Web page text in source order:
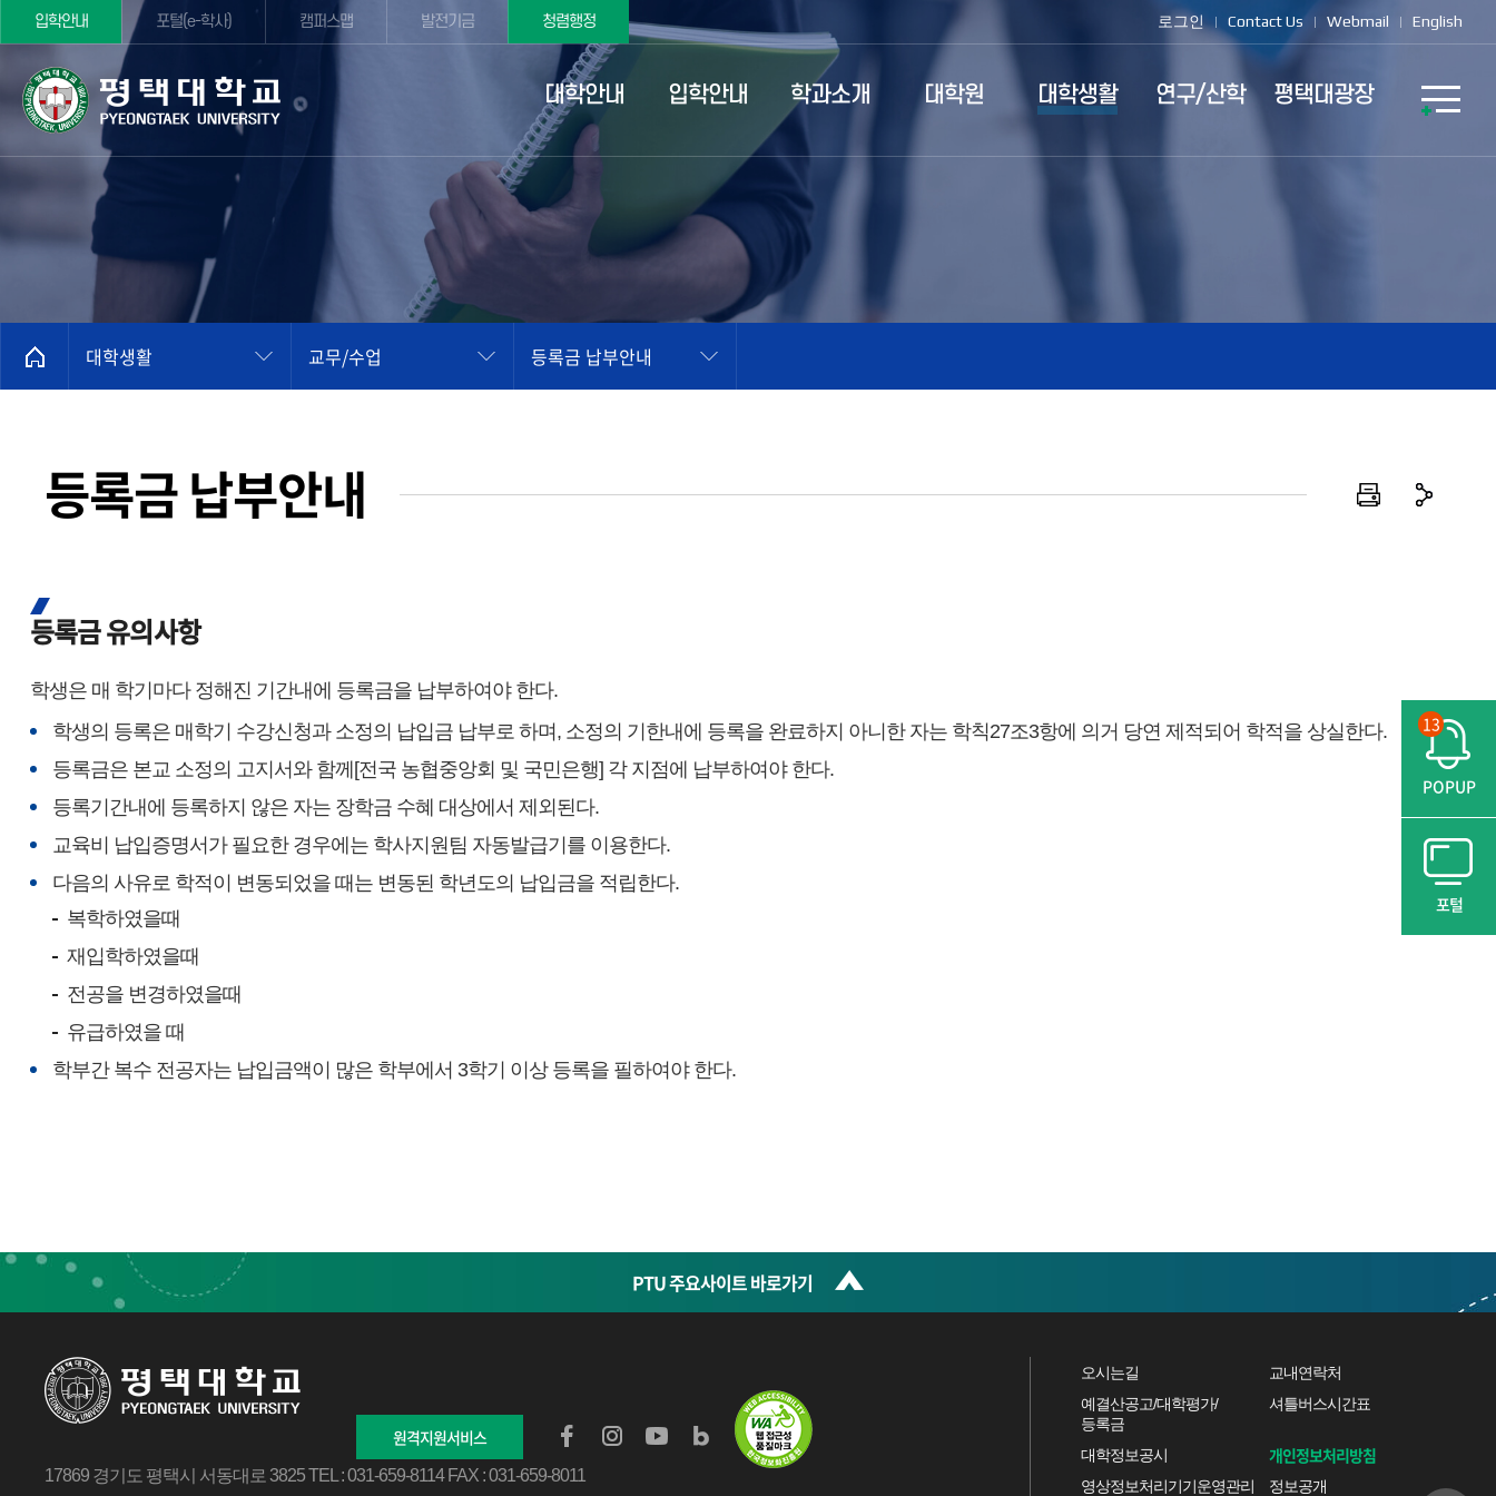
POPUP
13
포털
입학안내 포털(e-학사) 캠퍼스맵 발전기금 청렴행정 로그인 Contact Us Webmail English
대학안내 입학안내 학과소개 대학원 대학생활 연구/산학 평택대광장
대학생활 교무/수업 등록금 납부안내
등록금 납부안내
등록금 유의사항
학생은 매 학기마다 정해진 기간내에 등록금을 납부하여야 한다.
학생의 등록은 매학기 수강신청과 소정의 납입금 납부로 하며, 소정의 기한내에 등록을 완료하지 아니한 자는 학칙27조3항에 의거 당연 제적되어 학적을 상실한다.
등록금은 본교 소정의 고지서와 함께[전국 농협중앙회 및 국민은행] 각 지점에 납부하여야 한다.
등록기간내에 등록하지 않은 자는 장학금 수혜 대상에서 제외된다.
교육비 납입증명서가 필요한 경우에는 학사지원팀 자동발급기를 이용한다.
다음의 사유로 학적이 변동되었을 때는 변동된 학년도의 납입금을 적립한다.
복학하였을때
재입학하였을때
전공을 변경하였을때
유급하였을 때
학부간 복수 전공자는 납입금액이 많은 학부에서 3학기 이상 등록을 필하여야 한다.
PTU 주요사이트 바로가기
오시는길
교내연락처
예결산공고/대학평가/
등록금
셔틀버스시간표
대학정보공시 개인정보처리방침
영상정보처리기기운영관리 정보공개
17869 경기도 평택시 서동대로 3825TEL : 031-659-8114 FAX : 031-659-8011
원격지원서비스